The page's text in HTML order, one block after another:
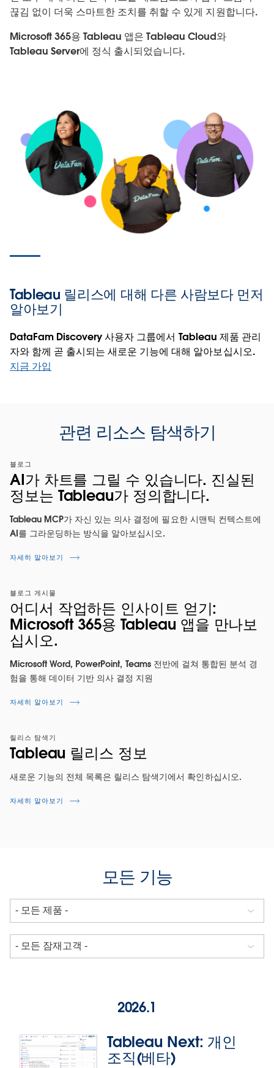
끊김 없이 더욱 스마트한 조치를 취할 수 있게 지원합니다.
Microsoft 365용 Tableau 앱은 Tableau Cloud와
Tableau Server에 정식 출시되었습니다.
Tableau 릴리스에 대해 다른 사람보다 먼저
알아보기
DataFam Discovery 사용자 그룹에서 Tableau 제품 관리
자와 함께 곧 출시되는 새로운 기능에 대해 알아보십시오.
지금 가입
관련 리소스 탐색하기
블로그
AI가 차트를 그릴 수 있습니다. 진실된
정보는 Tableau가 정의합니다.
Tableau MCP가 자신 있는 의사 결정에 필요한 시맨틱 컨텍스트에
AI를 그라운딩하는 방식을 알아보십시오.
자세히 알아보기
블로그 게시물
어디서 작업하든 인사이트 얻기:
Microsoft 365용 Tableau 앱을 만나보
십시오.
Microsoft Word, PowerPoint, Teams 전반에 걸쳐 통합된 분석 경
험을 통해 데이터 기반 의사 결정 지원
자세히 알아보기
릴리스 탐색기
Tableau 릴리스 정보
새로운 기능의 전체 목록은 릴리스 탐색기에서 확인하십시오.
자세히 알아보기
모든 기능
2026.1
Tableau Next: 개인
조직(베타)